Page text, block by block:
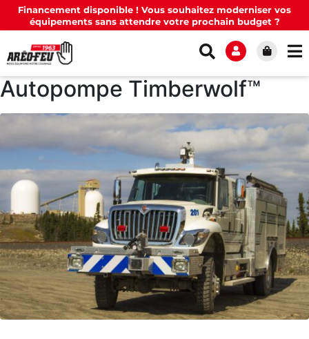
Financement disponible ! Vous souhaitez moderniser vos
équipements sans attendre votre prochain budget ?
Autopompe Timberwolf™